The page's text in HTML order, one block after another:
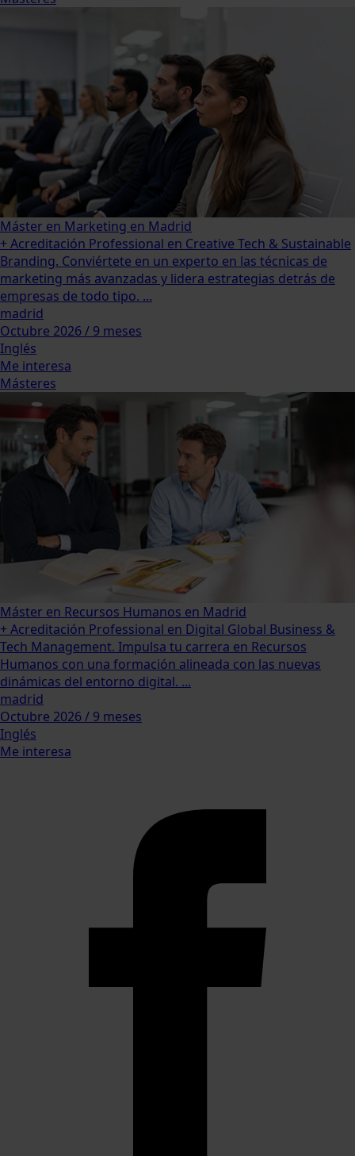
Máster en Marketing en Madrid
+ Acreditación Professional en Creative Tech & Sustainable
Branding. Conviértete en un experto en las técnicas de
marketing más avanzadas y lidera estrategias detrás de
empresas de todo tipo. ...
madrid
Octubre 2026 / 9 meses
Inglés
Me interesa
Másteres
Máster en Recursos Humanos en Madrid
+ Acreditación Professional en Digital Global Business &
Tech Management. Impulsa tu carrera en Recursos
Humanos con una formación alineada con las nuevas
dinámicas del entorno digital. ...
madrid
Octubre 2026 / 9 meses
Inglés
Me interesa